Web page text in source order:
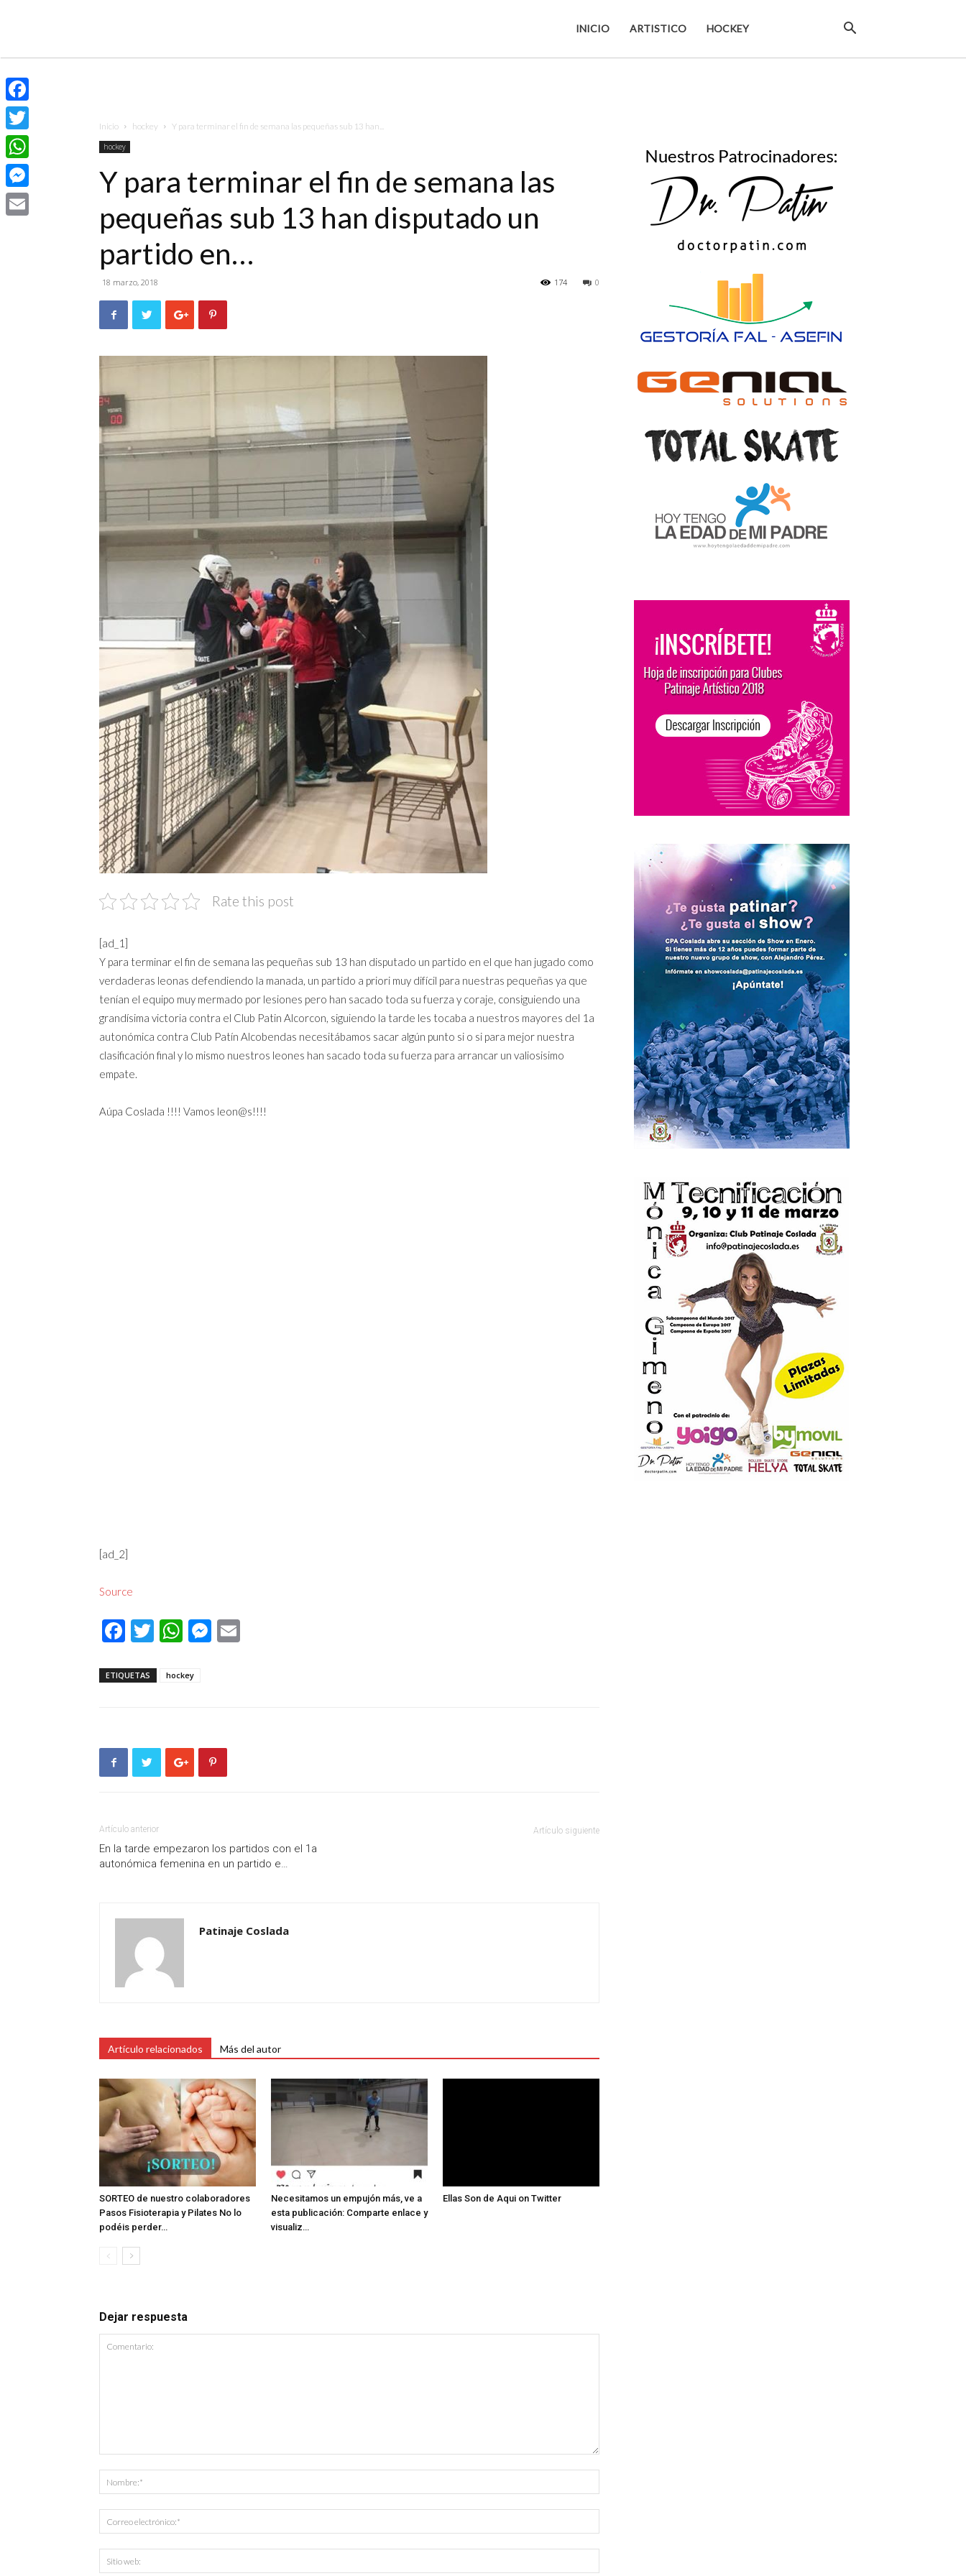
INICIO ARTISTICO HOCKEY
Inicio hockey Y para terminar el fin de semana las pequeñas sub 13 han...
hockey
Y para terminar el fin de semana las
pequeñas sub 13 han disputado un
partido en…
18 marzo, 2018 0
174
Rate this post
[ad_1]
Y para terminar el fin de semana las pequeñas sub 13 han disputado un partido en el que han jugado como
verdaderas leonas defendiendo la manada, un partido a priori muy difícil para nuestras pequeñas ya que
tenían el equipo muy mermado por lesiones pero han sacado toda su fuerza y coraje, consiguiendo una
grandísima victoria contra el Club Patin Alcorcon, siguiendo la tarde les tocaba a nuestros mayores del 1a
autonómica contra Club Patín Alcobendas necesitábamos sacar algún punto si o si para mejor nuestra
clasificación final y lo mismo nuestros leones han sacado toda su fuerza para arrancar un valiosisimo
empate.
Aúpa Coslada !!!! Vamos leon@s!!!!
[ad_2]
Source
Facebook
Twitter
WhatsApp
Messenger
ETIQUETAS hockey
Artículo anterior
En la tarde empezaron los partidos con el 1a
autonómica femenina en un partido e…
Artículo siguiente
Patinaje Coslada
Artículo relacionados Más del autor
SORTEO de nuestro colaboradores
Pasos Fisioterapia y Pilates No lo
podéis perder…
Necesitamos un empujón más, ve a
esta publicación: Comparte enlace y
visualiz…
Ellas Son de Aqui on Twitter
Dejar respuesta
Facebook
Twitter
WhatsApp
Messenger